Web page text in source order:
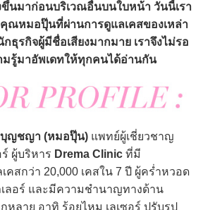
ขึ้นมาก่อนบริเวณอื่นบนใบหน้า วันนี้เรา
ณหมอปุ๊นที่ผ่านการดูแลเคสของเหล่า
กธุรกิจผู้มีชื่อเสียงมากมาย เราจึงไม่รอ
มรู้มาอัพเดทให้ทุกคนได้อ่านกัน
ญชญา (หมอปุ๊น) แพทย์ผู้เชี่ยวชาญ
ผู้บริหาร Drema Clinic ที่มี
สกว่า 20,000 เคสใน 7 ปี ผู้คร่ำหวอด
ลอร์ และมีความชำนาญทางด้าน
ลาย อาทิ ร้อยไหม เลเซอร์ ปรับรูป